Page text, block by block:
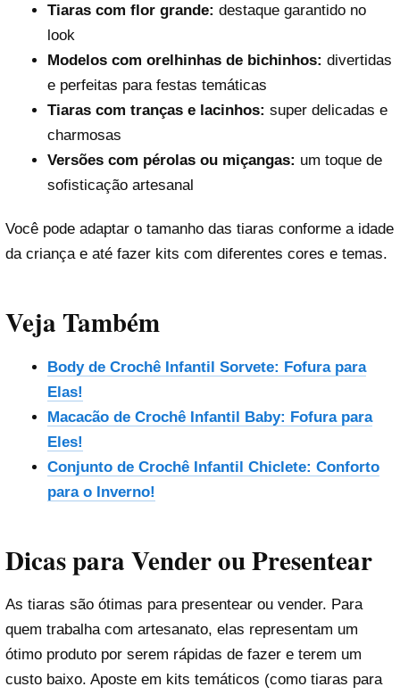
Tiaras com flor grande: destaque garantido no
look
Modelos com orelhinhas de bichinhos: divertidas
e perfeitas para festas temáticas
Tiaras com tranças e lacinhos: super delicadas e
charmosas
Versões com pérolas ou miçangas: um toque de
sofisticação artesanal
Você pode adaptar o tamanho das tiaras conforme a idade
da criança e até fazer kits com diferentes cores e temas.
Veja Também
Body de Crochê Infantil Sorvete: Fofura para
Elas!
Macacão de Crochê Infantil Baby: Fofura para
Eles!
Conjunto de Crochê Infantil Chiclete: Conforto
para o Inverno!
Dicas para Vender ou Presentear
As tiaras são ótimas para presentear ou vender. Para
quem trabalha com artesanato, elas representam um
ótimo produto por serem rápidas de fazer e terem um
custo baixo. Aposte em kits temáticos (como tiaras para